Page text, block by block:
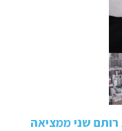
שני ממציאה